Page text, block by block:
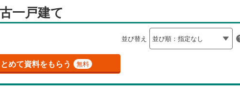
一戸建て
並び替え
めて資料をもらう 無料
潟 長野
三重
阪 兵庫
取 島根 岡山 広島 山口
区
34)
川区(42) 足立区(179)
中野区(52)
馬区(123)
川
2)
大井(1) 南品川(1)
須賀線(2)
八高線(0)
埼京線(2)
北新幹線(0)
田新幹線(0) 北陸新幹線(0)
房 1）
車場2台以上（0） ビルトインガレージ（0）
2）
防犯カメラ（ 1）
検索条件を保存する
マイページ
お気に入りリストを見る
閉じる
お気に入りリストを見る
閉じる